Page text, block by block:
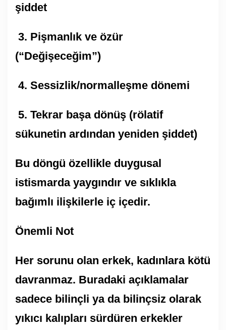
şiddet
3. Pişmanlık ve özür
(“Değişeceğim”)
4. Sessizlik/normalleşme dönemi
5. Tekrar başa dönüş (rölatif
sükunetin ardından yeniden şiddet)
Bu döngü özellikle duygusal
istismarda yaygındır ve sıklıkla
bağımlı ilişkilerle iç içedir.
Önemli Not
Her sorunu olan erkek, kadınlara kötü
davranmaz. Buradaki açıklamalar
sadece bilinçli ya da bilinçsiz olarak
yıkıcı kalıpları sürdüren erkekler